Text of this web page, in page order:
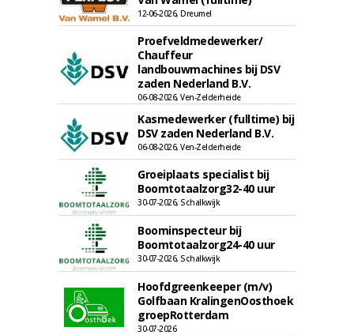
12-06-2026, Dreumel
Proefveldmedewerker/
Chauffeur
landbouwmachines bij DSV
zaden Nederland B.V.
06-08-2026, Ven-Zelderheide
Kasmedewerker (fulltime) bij
DSV zaden Nederland B.V.
06-08-2026, Ven-Zelderheide
Groeiplaats specialist bij
Boomtotaalzorg32-40 uur
30-07-2026, Schalkwijk
Boominspecteur bij
Boomtotaalzorg24-40 uur
30-07-2026, Schalkwijk
Hoofdgreenkeeper (m/v)
Golfbaan KralingenOosthoek
groepRotterdam
30-07-2026